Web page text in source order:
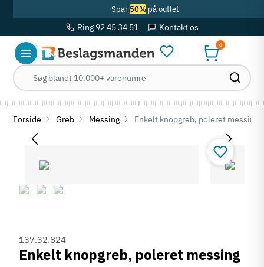
Spar 50%på outlet
Ring 92 45 34 51 Kontakt os
0
Forside Greb Messing Enkelt knopgreb, poleret messing
137.32.824
Enkelt knopgreb, poleret messing